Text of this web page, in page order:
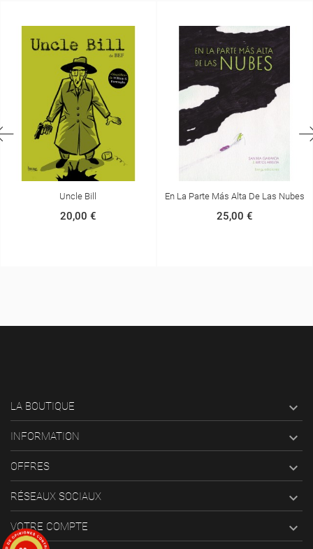
Uncle Bill
20,00 €
En La Parte Más Alta De Las Nubes
25,00 €
LA BOUTIQUE 
INFORMATION 
OFFRES 
RÉSEAUX SOCIAUX 
VOTRE COMPTE 